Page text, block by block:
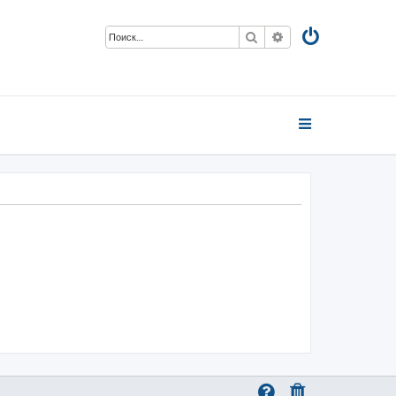
Поиск Расширенный